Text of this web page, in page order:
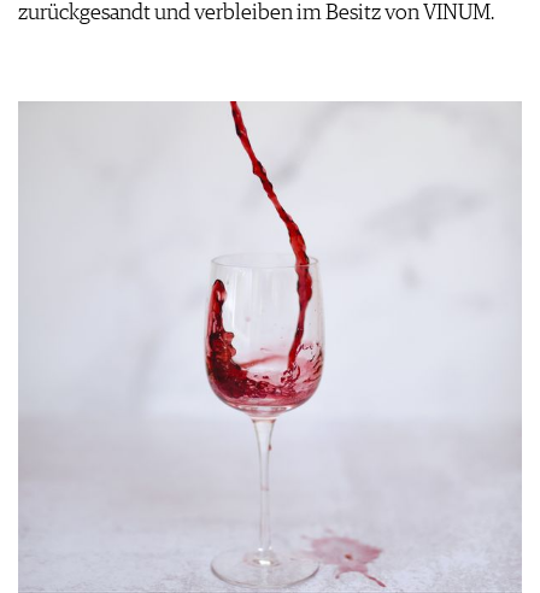
PRESSE
FAQ
zurückgesandt und verbleiben im Besitz von VINUM.